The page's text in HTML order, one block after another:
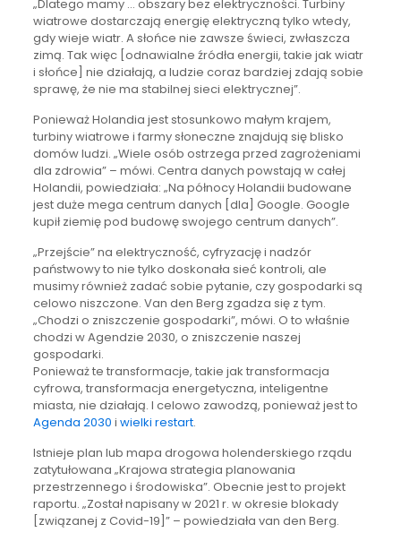
„Dlatego mamy … obszary bez elektryczności. Turbiny
wiatrowe dostarczają energię elektryczną tylko wtedy,
gdy wieje wiatr. A słońce nie zawsze świeci, zwłaszcza
zimą. Tak więc [odnawialne źródła energii, takie jak wiatr
i słońce] nie działają, a ludzie coraz bardziej zdają sobie
sprawę, że nie ma stabilnej sieci elektrycznej”.
Ponieważ Holandia jest stosunkowo małym krajem,
turbiny wiatrowe i farmy słoneczne znajdują się blisko
domów ludzi. „Wiele osób ostrzega przed zagrożeniami
dla zdrowia” – mówi. Centra danych powstają w całej
Holandii, powiedziała: „Na północy Holandii budowane
jest duże mega centrum danych [dla] Google. Google
kupił ziemię pod budowę swojego centrum danych”.
„Przejście” na elektryczność, cyfryzację i nadzór
państwowy to nie tylko doskonała sieć kontroli, ale
musimy również zadać sobie pytanie, czy gospodarki są
celowo niszczone. Van den Berg zgadza się z tym.
„Chodzi o zniszczenie gospodarki”, mówi. O to właśnie
chodzi w Agendzie 2030, o zniszczenie naszej
gospodarki.
Ponieważ te transformacje, takie jak transformacja
cyfrowa, transformacja energetyczna, inteligentne
miasta, nie działają. I celowo zawodzą, ponieważ jest to
Agenda 2030 i wielki restart.
Istnieje plan lub mapa drogowa holenderskiego rządu
zatytułowana „Krajowa strategia planowania
przestrzennego i środowiska”. Obecnie jest to projekt
raportu. „Został napisany w 2021 r. w okresie blokady
[związanej z Covid-19]” – powiedziała van den Berg.